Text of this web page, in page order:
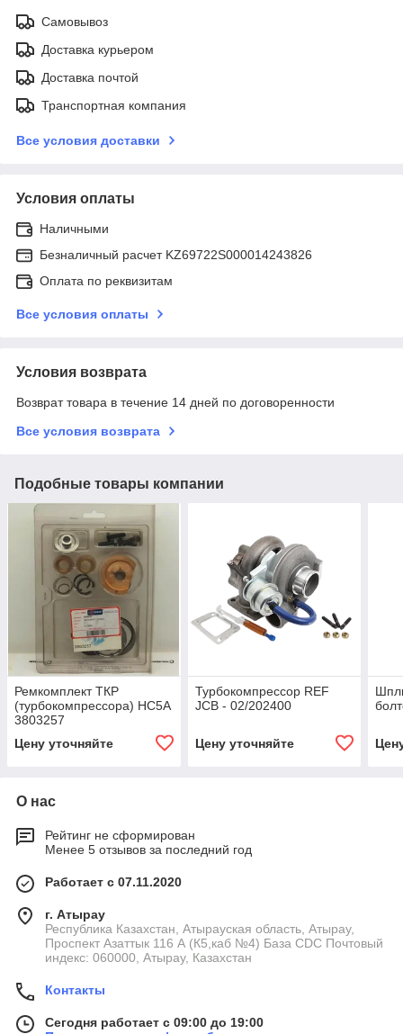
Самовывоз
Доставка курьером
Доставка почтой
Транспортная компания
Все условия доставки
Условия оплаты
Наличными
Безналичный расчет KZ69722S000014243826
Оплата по реквизитам
Все условия оплаты
Условия возврата
Возврат товара в течение 14 дней по договоренности
Все условия возврата
Подобные товары компании
Ремкомплект ТКР
(турбокомпрессора) HC5A
3803257
Цену уточняйте
Турбокомпрессор REF
JCB - 02/202400
Цену уточняйте
О нас
Рейтинг не сформирован
Менее 5 отзывов за последний год
Работает с 07.11.2020
г. Атырау
Республика Казахстан, Атырауская область, Атырау,
Проспект Азаттык 116 А (К5,каб №4) База CDC Почтовый
индекс: 060000, Атырау, Казахстан
Контакты
Сегодня работает с 09:00 до 19:00